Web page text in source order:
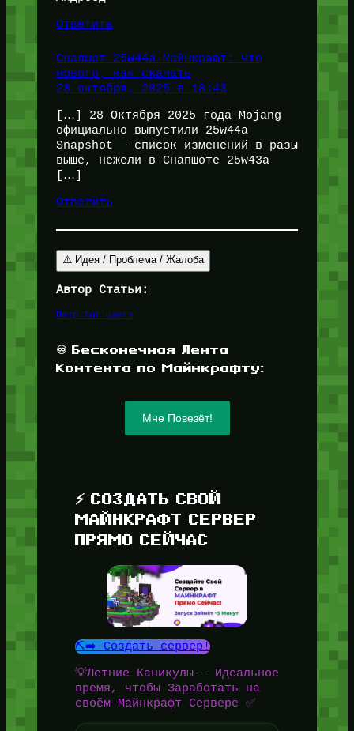
Ответить
Снапшот 25w44a Майнкрафт: что
нового, как скачать
28 октября, 2025 в 18:43
[…] 28 Октября 2025 года Mojang
официально выпустили 25w44a
Snapshot — список изменений в разы
выше, нежели в Снапшоте 25w43a
[…]
Ответить
⚠️ Идея / Проблема / Жалоба
Автор Статьи:
Пётр for_users
♾️ Бесконечная Лента
Контента по Майнкрафту:
Мне Повезёт!
⚡ СОЗДАТЬ СВОЙ
МАЙНКРАФТ СЕРВЕР
ПРЯМО СЕЙЧАС
⛏️➡️ Создать сервер!
💡Летние Каникулы — Идеальное
время, чтобы Заработать на
своём Майнкрафт Сервере ✅